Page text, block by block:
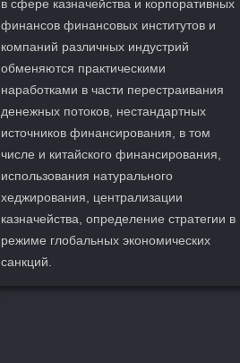
в сфере казначейства и корпоративных
финансов финансовых институтов и
компаний различных индустрий
обменяются практическими
наработками в части перестраивания
денежных потоков, нестандартных
источников финансирования, в том
числе и китайского финансирования,
использования натурального
хеджирования, централизации
казначейства, определение стратегии в
режиме глобальных экономических
санкций.